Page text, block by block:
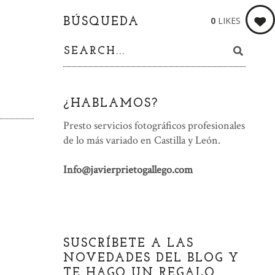
0 LIKES
BÚSQUEDA
¿HABLAMOS?
Presto servicios fotográficos profesionales
de lo más variado en Castilla y León.
Info@javierprietogallego.com
SUSCRÍBETE A LAS
NOVEDADES DEL BLOG Y